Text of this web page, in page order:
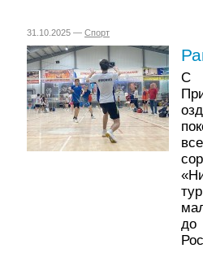
31.10.2025 — Спорт
С
до